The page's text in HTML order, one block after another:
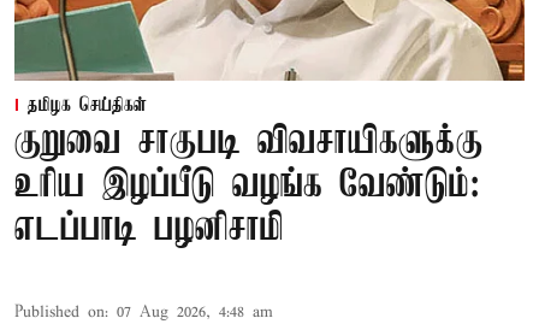
தமிழக செய்திகள்
குறுவை சாகுபடி விவசாயிகளுக்கு
உரிய இழப்பீடு வழங்க வேண்டும்:
எடப்பாடி பழனிசாமி
Published on: 07 Aug 2026, 4:48 am